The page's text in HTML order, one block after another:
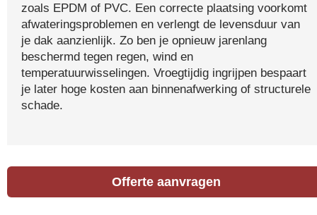
zoals EPDM of PVC. Een correcte plaatsing voorkomt
afwateringsproblemen en verlengt de levensduur van
je dak aanzienlijk. Zo ben je opnieuw jarenlang
beschermd tegen regen, wind en
temperatuurwisselingen. Vroegtijdig ingrijpen bespaart
je later hoge kosten aan binnenafwerking of structurele
schade.
Offerte aanvragen